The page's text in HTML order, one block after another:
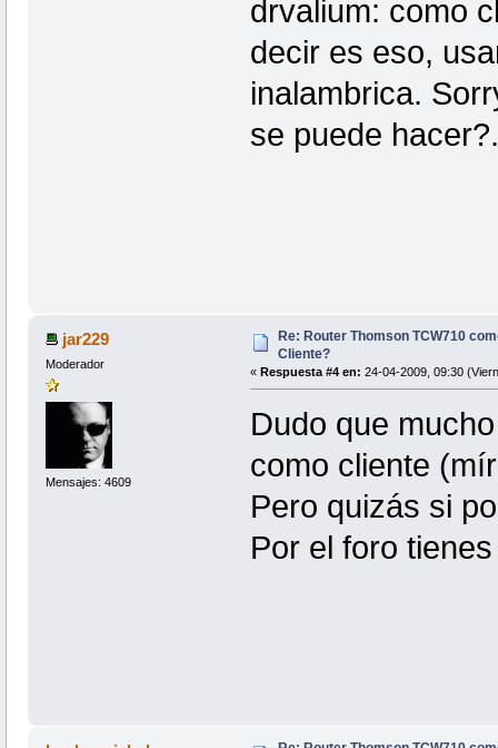
drvalium: como
decir es eso,
inalambrica.
se puede
jar229
Moderador
Mensajes: 4609
Re: Router Thomson TCW710
Cliente?
« Respuesta #4 en: 24-04-2009, 09:30
Dudo que
como cliente
Pero quizás si
Por el foro